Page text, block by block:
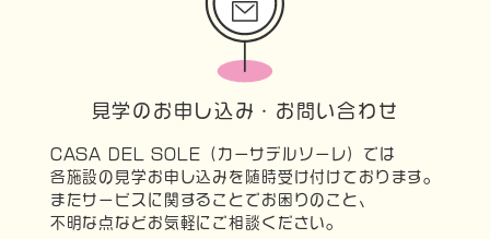
見学のお申し込み・お問い合わせ
CASA DEL SOLE（カーサデルソーレ）では
各施設の見学お申し込みを随時受け付けております。
またサービスに関することでお困りのこと、
不明な点などお気軽にご相談ください。